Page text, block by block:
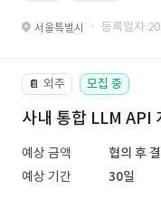
서울특별시 · 등록일자
📔 외주 모집 중
사내 통합 LLM API
예상 금액
협의 후
예상 기간
30일